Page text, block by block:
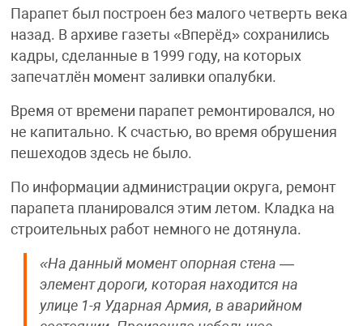
Парапет был построен без малого четверть века
назад. В архиве газеты «Вперёд» сохранились
кадры, сделанные в 1999 году, на которых
запечатлён момент заливки опалубки.
Время от времени парапет ремонтировался, но
не капитально. К счастью, во время обрушения
пешеходов здесь не было.
По информации администрации округа, ремонт
парапета планировался этим летом. Кладка на
строительных работ немного не дотянула.
«На данный момент опорная стена —
элемент дороги, которая находится на
улице 1-я Ударная Армия, в аварийном